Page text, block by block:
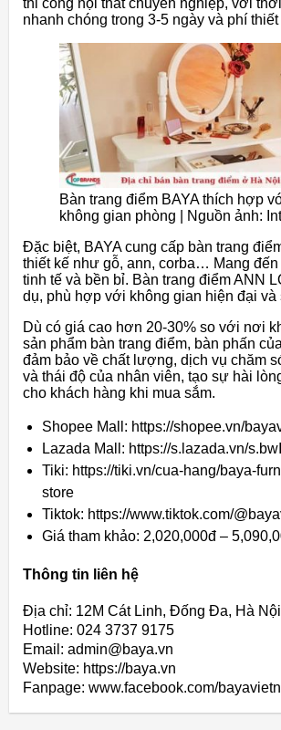
thi công nội thất chuyên nghiệp, với
nhanh chóng trong 3-5 ngày và phí
Bàn trang điểm BAYA thích hợp
không gian phòng | Nguồn ảnh:
Đặc biệt, BAYA cung cấp bàn trang
thiết kế như gỗ, ann, corba… Mang
tinh tế và bền bỉ. Bàn trang điểm ANN
dụ, phù hợp với không gian hiện đại và
Dù có giá cao hơn 20-30% so với nơi
sản phẩm bàn trang điểm, bàn phấn của
đảm bảo về chất lượng, dịch vụ chăm
và thái độ của nhân viên, tạo sự hài
cho khách hàng khi mua sắm.
Shopee Mall: https://shopee.vn/
Lazada Mall: https://s.lazada.vn/
Tiki: https://tiki.vn/cua-hang/baya-
store
Tiktok: https://www.tiktok.com/
Giá tham khảo: 2,020,000đ –
Thông tin liên hệ
Địa chỉ: 12M Cát Linh, Đống Đa, Hà Nội
Hotline: 024 3737 9175
Email: admin@baya.vn
Website: https://baya.vn
Fanpage: www.facebook.com/